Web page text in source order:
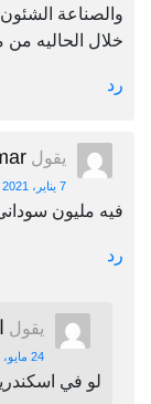
والصناعة
خلال الحاليه
رد
يقول
7 يناير، 2021 الساعة 4:16 ص
فيه مليون سودانى
رد
يقول
24 مايو، 2021 الساعة 4:32 م
لو في